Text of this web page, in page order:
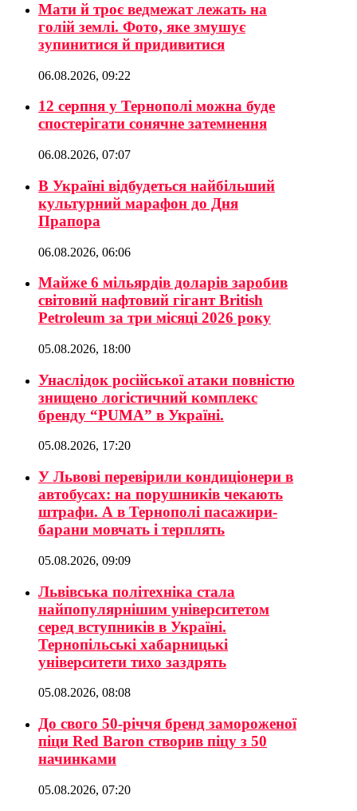
Мати й троє ведмежат лежать на
голій землі. Фото, яке змушує
зупинитися й придивитися
06.08.2026, 09:22
12 серпня у Тернополі можна буде
спостерігати сонячне затемнення
06.08.2026, 07:07
В Україні відбудеться найбільший
культурний марафон до Дня
Прапора
06.08.2026, 06:06
Майже 6 мільярдів доларів заробив
світовий нафтовий гігант British
Petroleum за три місяці 2026 року
05.08.2026, 18:00
Унаслідок російської атаки повністю
знищено логістичний комплекс
бренду “PUMA” в Україні.
05.08.2026, 17:20
У Львові перевірили кондиціонери в
автобусах: на порушників чекають
штрафи. А в Тернополі пасажири-
барани мовчать і терплять
05.08.2026, 09:09
Львівська політехніка стала
найпопулярнішим університетом
серед вступників в Україні.
Тернопільські хабарницькі
університети тихо заздрять
05.08.2026, 08:08
До свого 50-річчя бренд замороженої
піци Red Baron створив піцу з 50
начинками
05.08.2026, 07:20